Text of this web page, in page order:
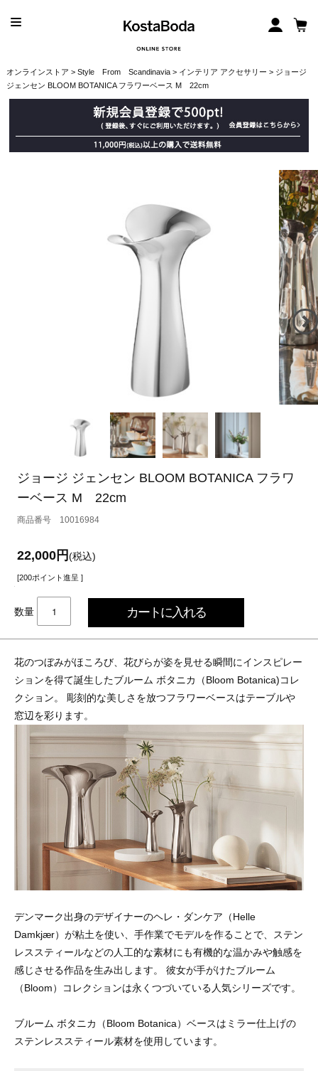
オンラインストア > Style From Scandinavia> インテリア アクセサリー > ジョージ
ジェンセン BLOOM BOTANICA フラワーベース M 22cm
ジョージ ジェンセン BLOOM BOTANICA フラワ
ーベース M 22cm
10016984
22,000円(税込)
[200ポイント進呈 ]
数量
花のつぼみがほころび、花びらが姿を見せる瞬間にインスピレー
ションを得て誕生したブルーム ボタニカ（Bloom Botanica)コレ
クション。 彫刻的な美しさを放つフラワーベースはテーブルや
窓辺を彩ります。
デンマーク出身のデザイナーのヘレ・ダンケア（Helle
Damkjær）が粘土を使い、手作業でモデルを作ることで、ステン
レススティールなどの人工的な素材にも有機的な温かみや触感を
感じさせる作品を生み出します。 彼女が手がけたブルーム
（Bloom）コレクションは永くつづいている人気シリーズです。
ブルーム ボタニカ（Bloom Botanica）ベースはミラー仕上げの
ステンレススティール素材を使用しています。